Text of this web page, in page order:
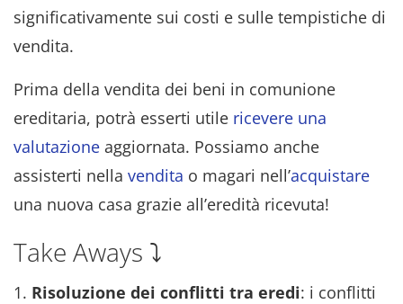
significativamente sui costi e sulle tempistiche di
vendita.
Prima della vendita dei beni in comunione
ereditaria, potrà esserti utile ricevere una
valutazione aggiornata. Possiamo anche
assisterti nella vendita o magari nell’acquistare
una nuova casa grazie all’eredità ricevuta!
Take Aways ⤵️
1. Risoluzione dei conflitti tra eredi: i conflitti